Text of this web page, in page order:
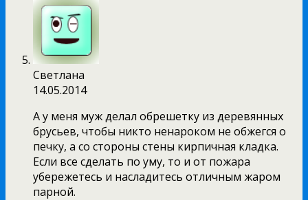
Светлана
14.05.2014
А у меня муж делал обрешетку из деревянных
брусьев, чтобы никто ненароком не обжегся о
печку, а со стороны стены кирпичная кладка.
Если все сделать по уму, то и от пожара
убережетесь и насладитесь отличным жаром
парной.